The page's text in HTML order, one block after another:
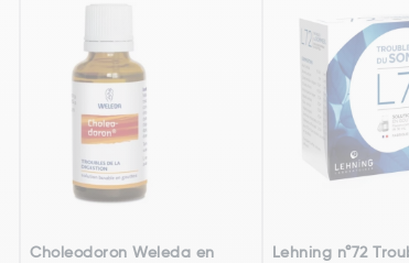
Choleodoron Weleda en
Lehning n°72